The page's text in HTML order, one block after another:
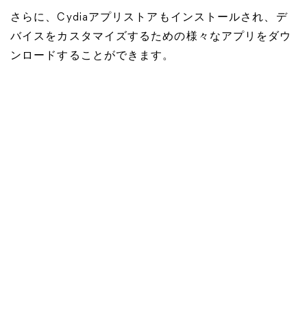
さらに、Cydiaアプリストアもインストールされ、デ
バイスをカスタマイズするための様々なアプリをダウ
ンロードすることができます。